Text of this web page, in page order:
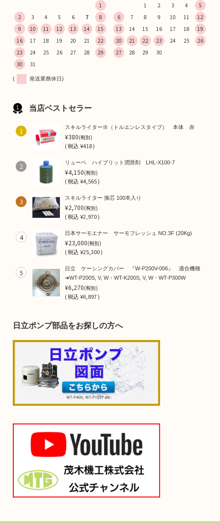
1
2
3 4 5 6 7
8
9
10 11 12 13 14
15
16
17 18 19 20 21
22
23
24 25 26 27 28
29
30
31
1 2 3 4
5
6
7 8 9 10 11
12
13
14 15 16 17 18
19
20
21 22 23 24 25
26
27
28 29 30
( 発送業務休日)
当店ベストセラー
1 スキルライターⅢ（トルエンレスタイプ） 本体 赤
¥380(税別)
(税込¥418 )
2 リューベ ハイブリット潤滑剤 LHL-X100-7
¥4,150(税別)
(税込¥4,565 )
3 スキルライター 換芯 100本入り
¥2,700(税別)
(税込¥2,970 )
4 日本サーモエナー サーモフレッシュ NO.3F (20Kg)
¥23,000(税別)
(税込¥25,300 )
5
日立 ケーシングカバー 『W-P200V-006』 適合機種
➜WT-P200S, V, W・WT-K200S, V, W・WT-P300W
¥6,270(税別)
(税込¥6,897 )
日立ポンプ部品をお探しの方へ